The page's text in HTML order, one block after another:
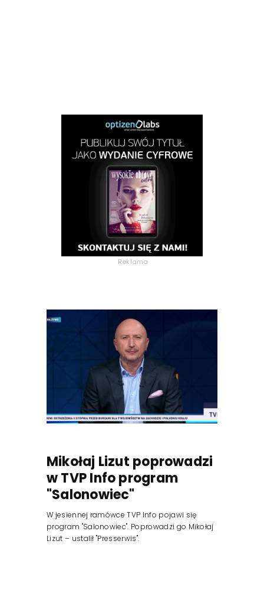
Reklama
Mikołaj Lizut poprowadzi
w TVP Info program
"Salonowiec"
W jesiennej ramówce TVP Info pojawi się
program "Salonowiec". Poprowadzi go Mikołaj
Lizut – ustalił "Presserwis".